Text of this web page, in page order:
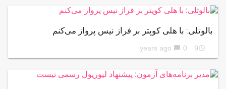
بالوتلی: با هلی کوپتر بر فراز نیس پرواز می‌کنم
access_time
9 years ago
chat_bubble 0